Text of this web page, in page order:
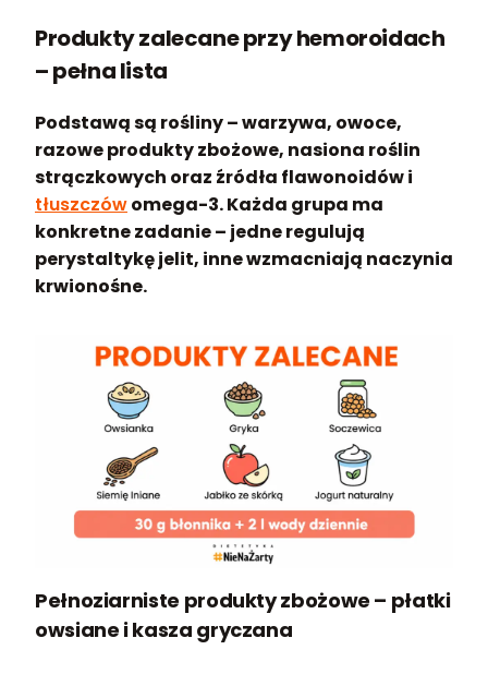
Produkty zalecane przy hemoroidach
– pełna lista
Podstawą są rośliny – warzywa, owoce,
razowe produkty zbożowe, nasiona roślin
strączkowych oraz źródła flawonoidów i
tłuszczówomega-3. Każda grupa ma
konkretne zadanie – jedne regulują
perystaltykę jelit, inne wzmacniają naczynia
krwionośne.
Pełnoziarniste produkty zbożowe – płatki
owsiane i kasza gryczana